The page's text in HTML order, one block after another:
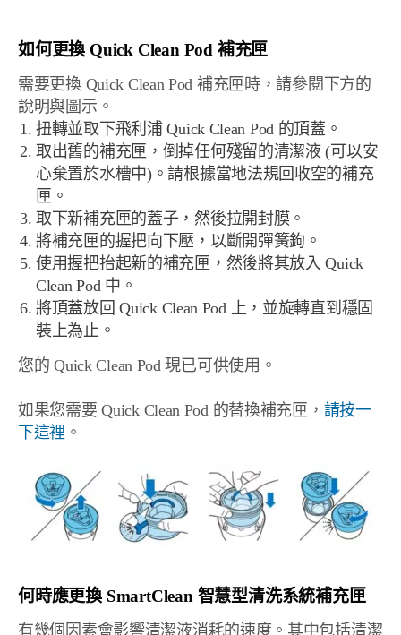
如何更換 Quick Clean Pod 補充匣
需要更換 Quick Clean Pod 補充匣時，請參閱下方的
說明與圖示。
扭轉並取下飛利浦 Quick Clean Pod 的頂蓋。
取出舊的補充匣，倒掉任何殘留的清潔液 (可以安
心棄置於水槽中)。請根據當地法規回收空的補充
匣。
取下新補充匣的蓋子，然後拉開封膜。
將補充匣的握把向下壓，以斷開彈簧鉤。
使用握把抬起新的補充匣，然後將其放入 Quick
Clean Pod 中。
將頂蓋放回 Quick Clean Pod 上，並旋轉直到穩固
裝上為止。
您的 Quick Clean Pod 現已可供使用。
如果您需要 Quick Clean Pod 的替換補充匣， 請按一
下這裡 。
何時應更換 SmartClean 智慧型清洗系統補充匣
有幾個因素會影響清潔液消耗的速度。其中包括清潔